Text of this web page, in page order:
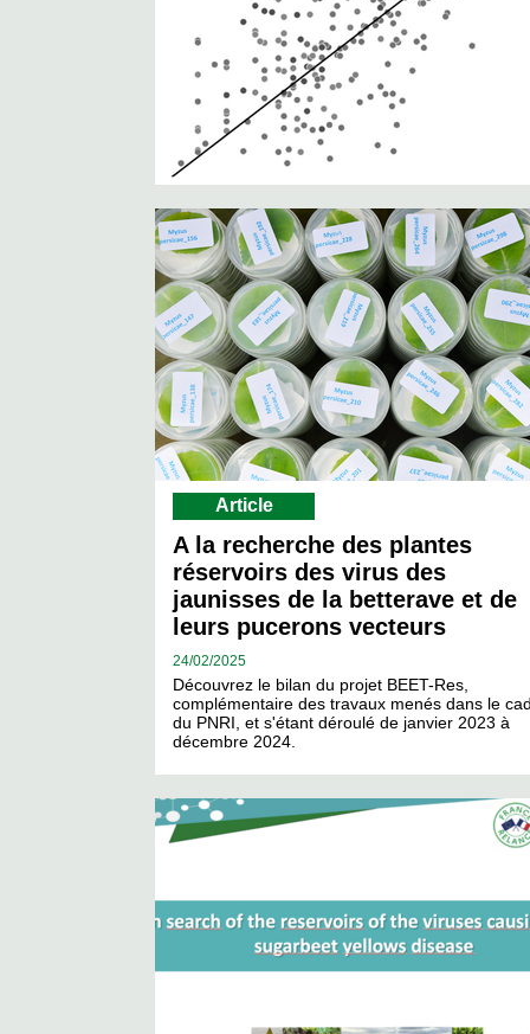
Article
A la recherche des plantes
réservoirs des virus des
jaunisses de la betterave et de
leurs pucerons vecteurs
24/02/2025
Découvrez le bilan du projet BEET-Res,
complémentaire des travaux menés dans le
du PNRI, et s'étant déroulé de janvier 2023 à
décembre 2024.